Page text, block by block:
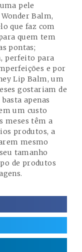
pele
Balm,
que faz com
quem tem
pontas;
perfeito para
e por
Lip Balm, um
gostariam de
apenas
um custo
meses têm a
produtos, a
mesmo
tamanho
de produtos